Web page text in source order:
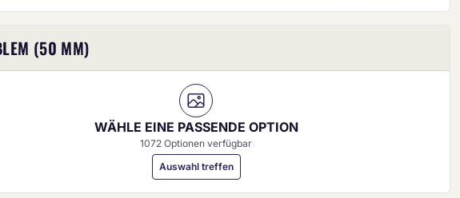
(50 MM)
WÄHLE EINE PASSENDE OPTION
1072 Optionen verfügbar
Auswahl treffen